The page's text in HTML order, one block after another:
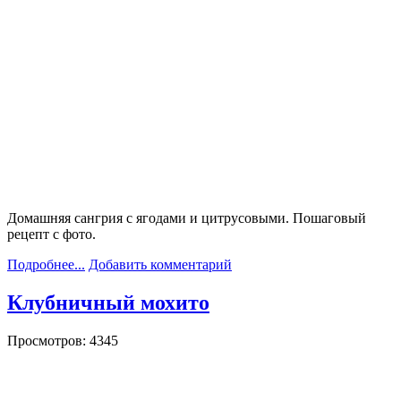
Домашняя сангрия с ягодами и цитрусовыми. Пошаговый
рецепт с фото.
Подробнее... Добавить комментарий
Клубничный мохито
Просмотров: 4345